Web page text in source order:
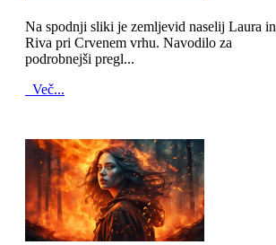
Na spodnji sliki je zemljevid naselij Laura in
Riva pri Crvenem vrhu. Navodilo za
podrobnejši pregl...
Več...